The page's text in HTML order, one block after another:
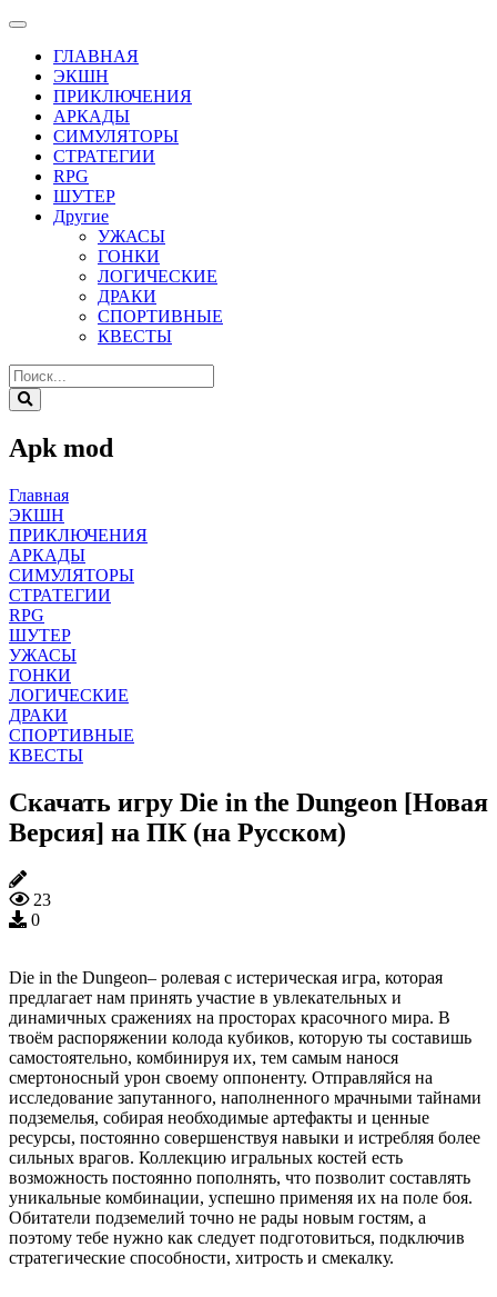
ГЛАВНАЯ
ЭКШН
ПРИКЛЮЧЕНИЯ
АРКАДЫ
СИМУЛЯТОРЫ
СТРАТЕГИИ
RPG
ШУТЕР
Другие
УЖАСЫ
ГОНКИ
ЛОГИЧЕСКИЕ
ДРАКИ
СПОРТИВНЫЕ
КВЕСТЫ
Apk mod
Главная
ЭКШН
ПРИКЛЮЧЕНИЯ
АРКАДЫ
СИМУЛЯТОРЫ
СТРАТЕГИИ
RPG
ШУТЕР
УЖАСЫ
ГОНКИ
ЛОГИЧЕСКИЕ
ДРАКИ
СПОРТИВНЫЕ
КВЕСТЫ
Скачать игру Die in the Dungeon [Новая
Версия] на ПК (на Русском)
23
0
Die in the Dungeon– ролевая с истерическая игра, которая
предлагает нам принять участие в увлекательных и
динамичных сражениях на просторах красочного мира. В
твоём распоряжении колода кубиков, которую ты составишь
самостоятельно, комбинируя их, тем самым нанося
смертоносный урон своему оппоненту. Отправляйся на
исследование запутанного, наполненного мрачными тайнами
подземелья, собирая необходимые артефакты и ценные
ресурсы, постоянно совершенствуя навыки и истребляя более
сильных врагов. Коллекцию игральных костей есть
возможность постоянно пополнять, что позволит составлять
уникальные комбинации, успешно применяя их на поле боя.
Обитатели подземелий точно не рады новым гостям, а
поэтому тебе нужно как следует подготовиться, подключив
стратегические способности, хитрость и смекалку.